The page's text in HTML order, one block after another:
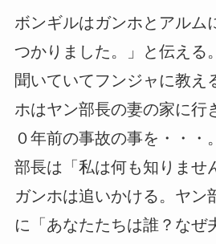
ボンギルはガンホとアルム
つかりました。」と伝える
聞いていてフンジャに教え
ホはヤン部長の妻の家に行
０年前の事故の事を・・・
部長は「私は何も知りませ
ガンホは追いかける。ヤン
に「あなたたちは誰？なぜ